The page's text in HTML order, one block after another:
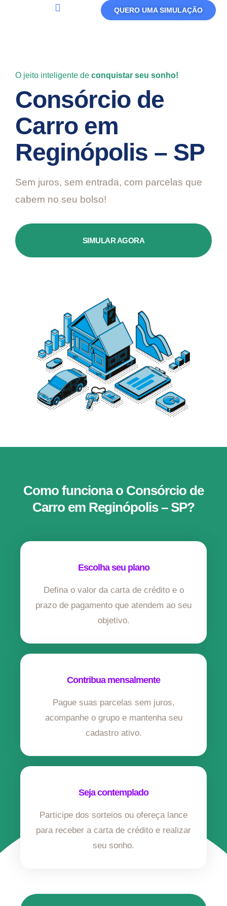
QUERO UMA SIMULAÇÃO
O jeito inteligente de conquistar seu sonho!
Consórcio de
Carro em
Reginópolis – SP
Sem juros, sem entrada, com parcelas que
cabem no seu bolso!
SIMULAR AGORA
Como funciona o Consórcio de
Carro em Reginópolis – SP?
Escolha seu plano
Defina o valor da carta de crédito e o
prazo de pagamento que atendem ao seu
objetivo.
Contribua mensalmente
Pague suas parcelas sem juros,
acompanhe o grupo e mantenha seu
cadastro ativo.
Seja contemplado
Participe dos sorteios ou ofereça lance
para receber a carta de crédito e realizar
seu sonho.